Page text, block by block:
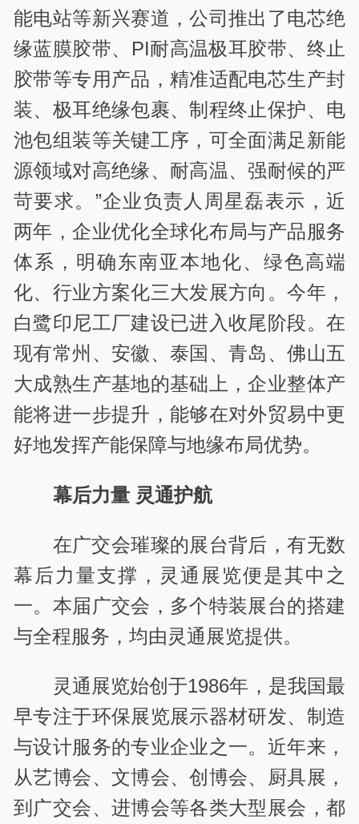
能电站等新兴赛道，公司推出了电芯绝
缘蓝膜胶带、PI耐高温极耳胶带、终止
胶带等专用产品，精准适配电芯生产封
装、极耳绝缘包裹、制程终止保护、电
池包组装等关键工序，可全面满足新能
源领域对高绝缘、耐高温、强耐候的严
苛要求。”企业负责人周星磊表示，近
两年，企业优化全球化布局与产品服务
体系，明确东南亚本地化、绿色高端
化、行业方案化三大发展方向。今年，
白鹭印尼工厂建设已进入收尾阶段。在
现有常州、安徽、泰国、青岛、佛山五
大成熟生产基地的基础上，企业整体产
能将进一步提升，能够在对外贸易中更
好地发挥产能保障与地缘布局优势。
幕后力量 灵通护航
在广交会璀璨的展台背后，有无数
幕后力量支撑，灵通展览便是其中之
一。本届广交会，多个特装展台的搭建
与全程服务，均由灵通展览提供。
灵通展览始创于1986年，是我国最
早专注于环保展览展示器材研发、制造
与设计服务的专业企业之一。近年来，
从艺博会、文博会、创博会、厨具展，
到广交会、进博会等各类大型展会，都